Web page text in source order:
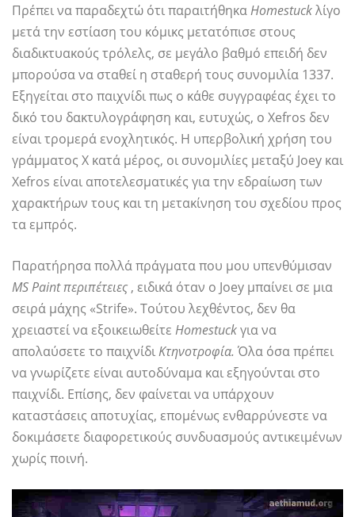
Πρέπει να παραδεχτώ ότι παραιτήθηκαHomestuckλίγο
μετά την εστίαση του κόμικς μετατόπισε στους
διαδικτυακούς τρόλελς, σε μεγάλο βαθμό επειδή δεν
μπορούσα να σταθεί η σταθερή τους συνομιλία 1337.
Εξηγείται στο παιχνίδι πως ο κάθε συγγραφέας έχει το
δικό του δακτυλογράφηση και, ευτυχώς, ο Xefros δεν
είναι τρομερά ενοχλητικός. Η υπερβολική χρήση του
γράμματος Χ κατά μέρος, οι συνομιλίες μεταξύ Joey και
Xefros είναι αποτελεσματικές για την εδραίωση των
χαρακτήρων τους και τη μετακίνηση του σχεδίου προς
τα εμπρός.
Παρατήρησα πολλά πράγματα που μου υπενθύμισαν
MS Paint περιπέτειες , ειδικά όταν ο Joey μπαίνει σε μια
σειρά μάχης «Strife». Τούτου λεχθέντος, δεν θα
χρειαστεί να εξοικειωθείτε Homestuckγια να
απολαύσετε το παιχνίδιΚτηνοτροφία. Όλα όσα πρέπει
να γνωρίζετε είναι αυτοδύναμα και εξηγούνται στο
παιχνίδι. Επίσης, δεν φαίνεται να υπάρχουν
καταστάσεις αποτυχίας, επομένως ενθαρρύνεστε να
δοκιμάσετε διαφορετικούς συνδυασμούς αντικειμένων
χωρίς ποινή.